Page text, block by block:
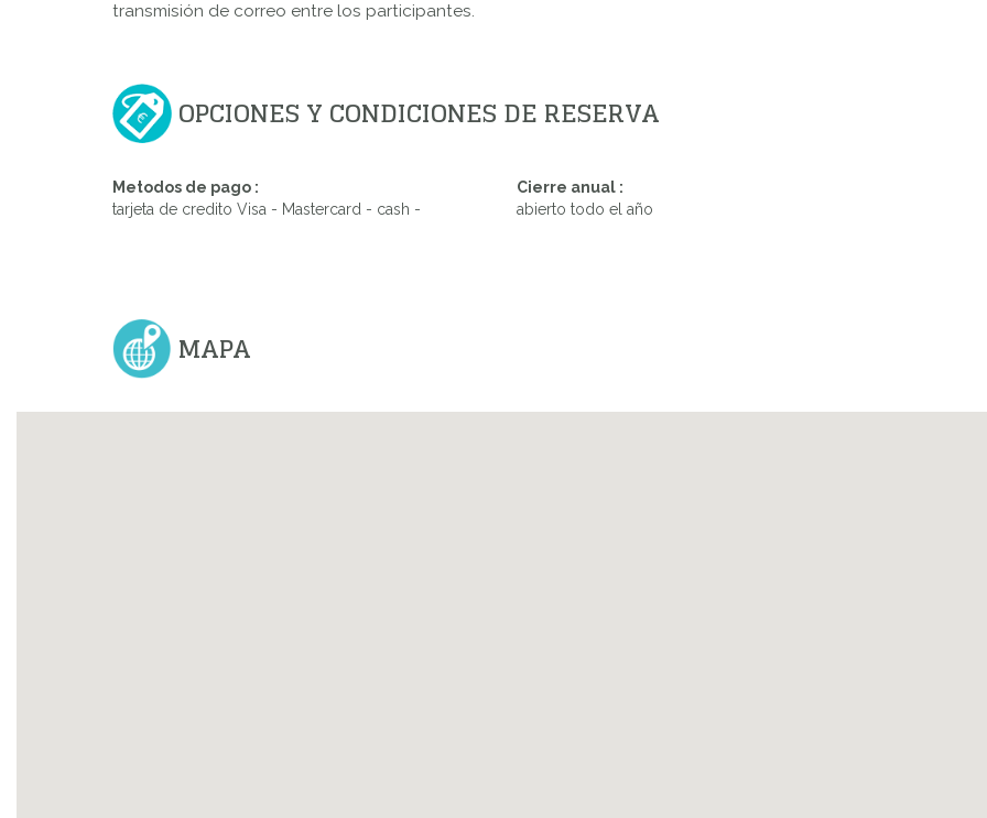
transmisión de correo entre los participantes.
OPCIONES Y CONDICIONES DE RESERVA
Metodos de pago :
tarjeta de credito Visa - Mastercard - cash -
Cierre anual :
abierto todo el año
MAPA